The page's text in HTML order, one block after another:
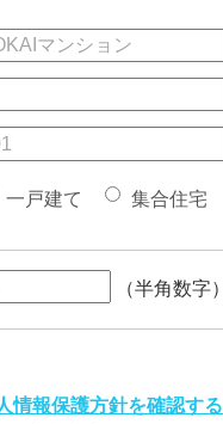
一戸建て 集合住宅
（半角数字）
情報保護方針を確認する